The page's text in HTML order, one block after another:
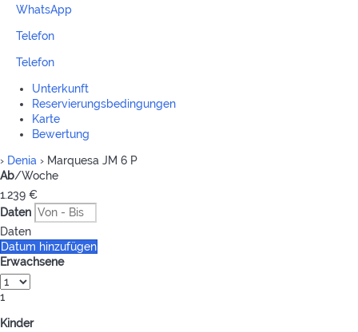
WhatsApp
Telefon
Telefon
Unterkunft
Reservierungsbedingungen
Karte
Bewertung
› Denia › Marquesa JM 6 P
Ab/Woche
1.239 €
Daten
Daten
Datum hinzufügen
Erwachsene
1
Kinder